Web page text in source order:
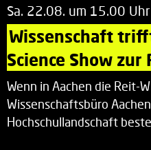
Sa. 22.08. um 15.00 Uhr
Wissenschaft
Science Show zur
Wenn in Aachen die Reit-
Wissenschaftsbüro
Hochschullandschaft